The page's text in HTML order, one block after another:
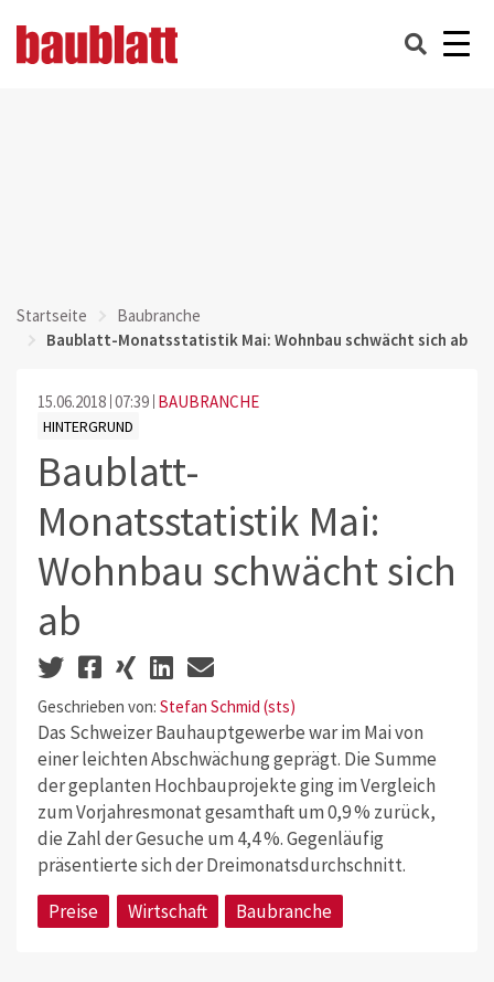
Startseite
Baubranche
Baublatt-Monatsstatistik Mai: Wohnbau schwächt sich ab
15.06.2018 07:39 BAUBRANCHE
HINTERGRUND
Baublatt-
Monatsstatistik Mai:
Wohnbau schwächt sich
ab
Geschrieben von: Stefan Schmid (sts)
Das Schweizer Bauhauptgewerbe war im Mai von
einer leichten Abschwächung geprägt. Die Summe
der geplanten Hochbauprojekte ging im Vergleich
zum Vorjahresmonat gesamthaft um 0,9 % zurück,
die Zahl der Gesuche um 4,4 %. Gegenläufig
präsentierte sich der Dreimonatsdurchschnitt.
Preise
Wirtschaft Baubranche